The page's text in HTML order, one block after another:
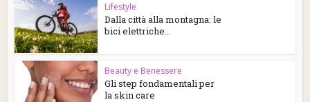
Lifestyle
Dalla città alla montagna: le
bici elettriche...
Beauty e Benessere
Gli step fondamentali per
la skin care